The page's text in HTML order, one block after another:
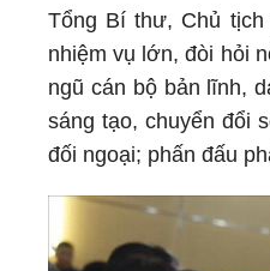
Tổng Bí thư, Chủ
nhiệm vụ lớn, đòi hỏi
ngũ cán bộ bản lĩnh,
sáng tạo, chuyển đổi
đối ngoại; phấn đấu